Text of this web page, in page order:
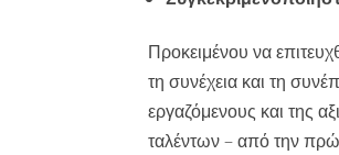
Προκειμένου να
τη συνέχεια και τη
εργαζόμενους και της
ταλέντων – από την